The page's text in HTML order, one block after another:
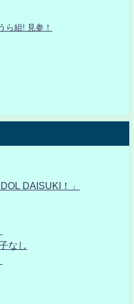
組! 見参！
DAISUKI！」
なし